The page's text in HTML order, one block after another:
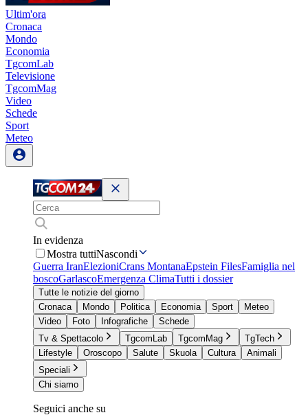
Ultim'ora
Cronaca
Mondo
Economia
TgcomLab
Televisione
TgcomMag
Video
Schede
Sport
Meteo
In evidenza
Mostra tuttiNascondi
Guerra IranElezioniCrans MontanaEpstein FilesFamiglia nel
boscoGarlascoEmergenza ClimaTutti i dossier
Tutte le notizie del giorno
Cronaca
Mondo Politica Economia Sport
Meteo
Video
Foto Infografiche
Schede
Tv & Spettacolo
TgcomLab TgcomMag
TgTech
Lifestyle
Oroscopo Salute Skuola Cultura
Animali
Speciali
Chi siamo
Seguici anche su